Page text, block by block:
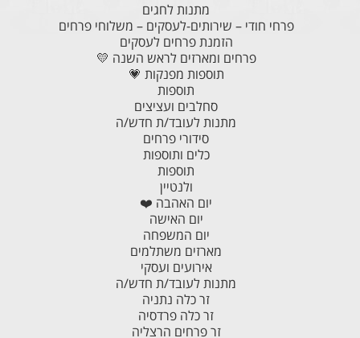
מתנות לחגים
פרחי חודי – שירותים-לעסקים – משלוחי פרחים
הזמנת פרחים לעסקים
פרחים ומארזים לראש השנה 💛
תוספות מפנקות 💗
תוספות
סחלבים ועציצים
מתנות לעובד/ת חדש/ה
סידורי פרחים
כלים ותוספות
תוספות
ולנטיין
יום האהבה ❤️
יום האישה
יום המשפחה
מארזים משתלמים
אירועים ועסקי
מתנות לעובד/ת חדש/ה
זר כלה נתניה
זר כלה פרדסיה
זר פרחים הרצליה